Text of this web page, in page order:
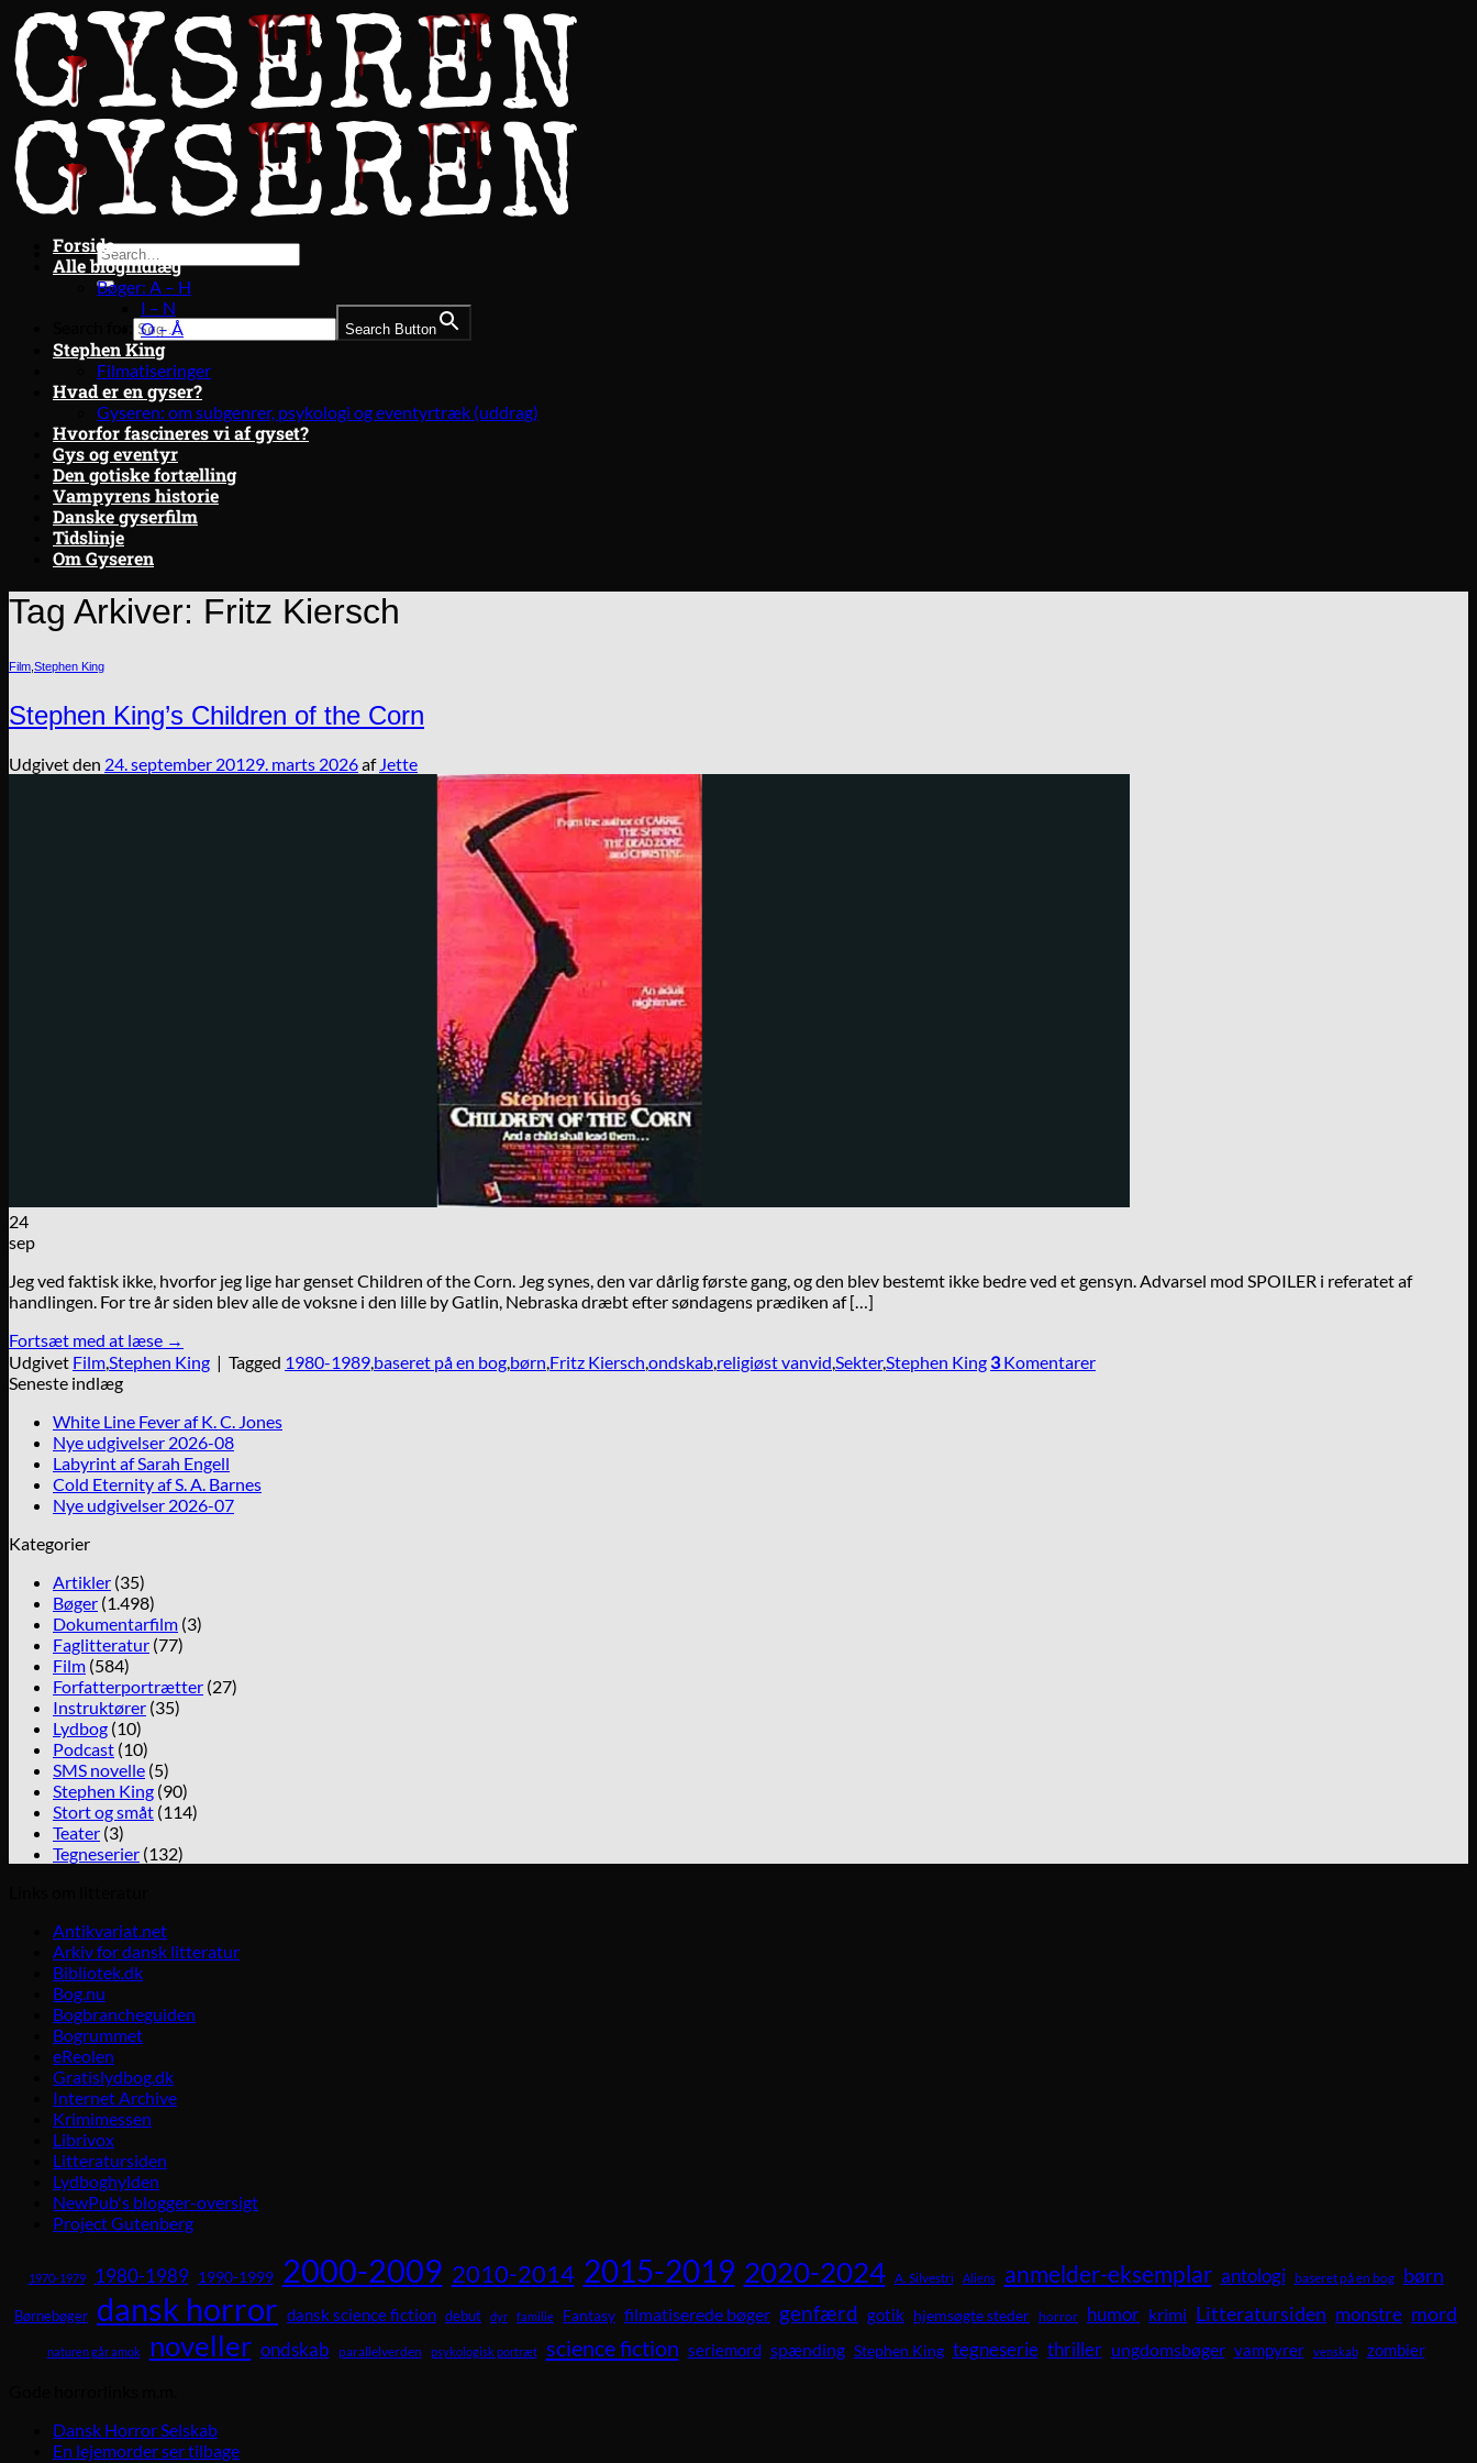
Fortsæt
til
indhold
Search Button
Forside
Alle blogindlæg
Bøger: A – H
I – N
O – Å
Stephen King
Filmatiseringer
Hvad er en gyser?
Gyseren: om subgenrer, psykologi og eventyrtræk (uddrag)
Hvorfor fascineres vi af gyset?
Gys og eventyr
Den gotiske fortælling
Vampyrens historie
Danske gyserfilm
Tidslinje
Om Gyseren
Tag Arkiver: Fritz Kiersch
Film,Stephen King
Stephen King’s Children of the Corn
Udgivet den 24. september 20129. marts 2026af Jette
24
sep
Jeg ved faktisk ikke, hvorfor jeg lige har genset Children of the Corn. Jeg synes, den var dårlig første gang, og den blev bestemt ikke bedre ved et gensyn. Advarsel mod SPOILER i referatet af
handlingen. For tre år siden blev alle de voksne i den lille by Gatlin, Nebraska dræbt efter søndagens prædiken af […]
Fortsæt med at læse →
Udgivet Film,Stephen King | Tagged 1980-1989,baseret på en bog,børn,Fritz Kiersch,ondskab,religiøst vanvid,Sekter,Stephen King 3Komentarer
Seneste indlæg
White Line Fever af K. C. Jones
Nye udgivelser 2026-08
Labyrint af Sarah Engell
Cold Eternity af S. A. Barnes
Nye udgivelser 2026-07
Kategorier
Artikler (35)
Bøger (1.498)
Dokumentarfilm (3)
Faglitteratur (77)
Film (584)
Forfatterportrætter (27)
Instruktører (35)
Lydbog (10)
Podcast (10)
SMS novelle (5)
Stephen King (90)
Stort og småt (114)
Teater (3)
Tegneserier (132)
Antikvariat.net
Arkiv for dansk litteratur
Bibliotek.dk
Bog.nu
Bogbrancheguiden
Bogrummet
eReolen
Gratislydbog.dk
Internet Archive
Krimimessen
Librivox
Litteratursiden
Lydboghylden
NewPub's blogger-oversigt
Project Gutenberg
1970-1979 1980-1989 1990-1999 2000-2009 2010-2014 2015-2019 2020-2024 A. Silvestri Aliens anmelder-eksemplar antologi baseret på en bog børn
Børnebøger dansk horror dansk science fiction debut dyr familie Fantasy filmatiserede bøger genfærd gotik hjemsøgte steder horror humor krimi Litteratursiden monstre mord
naturen går amok noveller ondskab parallelverden psykologisk portræt science fiction seriemord spænding Stephen King tegneserie thriller ungdomsbøger vampyrer venskab zombier
Dansk Horror Selskab
En lejemorder ser tilbage